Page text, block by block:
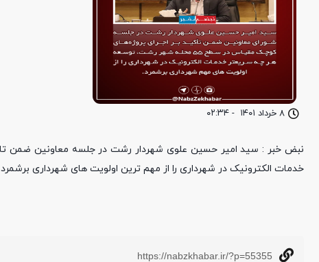
۸ خرداد ۱۴۰۱ - ۰۲:۳۴
خدمات الکترونیک در شهرداری را از مهم ترین اولویت های شهرداری برشمرد
https://nabzkhabar.ir/?p=55355